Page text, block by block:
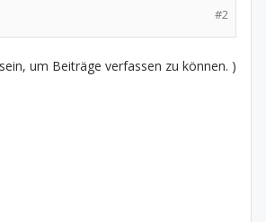
#2
um Beiträge verfassen zu können. )